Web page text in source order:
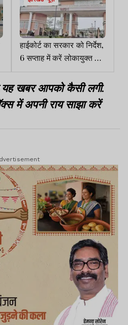
हाईकोर्ट का सरकार को निर्देश,
6 सप्ताह में करें लोकायुक्त की
नियुक्ति
खबर आपको कैसी लगी.
में अपनी राय साझा करें